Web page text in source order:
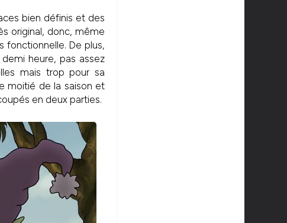
bien définis et des
original, donc, même
fonctionnelle. De plus,
heure, pas assez
mais trop pour sa
moitié de la saison et
en deux parties.